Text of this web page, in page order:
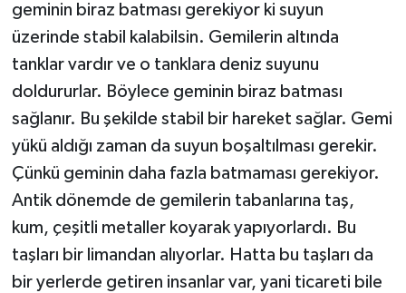
geminin biraz batması gerekiyor ki suyun
üzerinde stabil kalabilsin. Gemilerin altında
tanklar vardır ve o tanklara deniz suyunu
doldururlar. Böylece geminin biraz batması
sağlanır. Bu şekilde stabil bir hareket sağlar. Gemi
yükü aldığı zaman da suyun boşaltılması gerekir.
Çünkü geminin daha fazla batmaması gerekiyor.
Antik dönemde de gemilerin tabanlarına taş,
kum, çeşitli metaller koyarak yapıyorlardı. Bu
taşları bir limandan alıyorlar. Hatta bu taşları da
bir yerlerde getiren insanlar var, yani ticareti bile